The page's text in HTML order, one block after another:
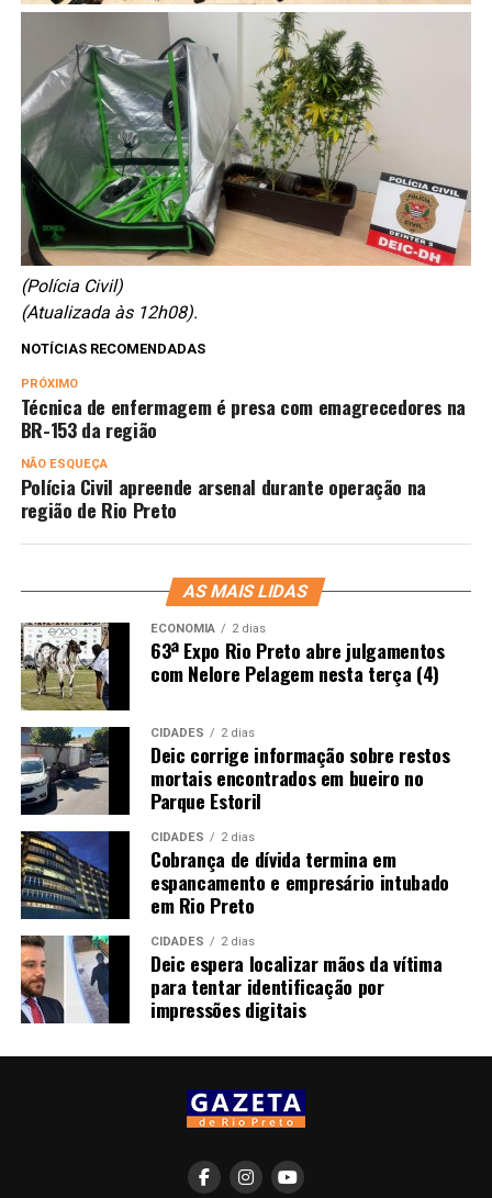
(Polícia Civil)
(Atualizada às 12h08).
NOTÍCIAS RECOMENDADAS
PRÓXIMO
Técnica de enfermagem é presa com emagrecedores na
BR-153 da região
NÃO ESQUEÇA
Polícia Civil apreende arsenal durante operação na
região de Rio Preto
AS MAIS LIDAS
ECONOMIA 2 dias
63ª Expo Rio Preto abre julgamentos
com Nelore Pelagem nesta terça (4)
CIDADES 2 dias
Deic corrige informação sobre restos
mortais encontrados em bueiro no
Parque Estoril
CIDADES 2 dias
Cobrança de dívida termina em
espancamento e empresário intubado
em Rio Preto
CIDADES 2 dias
Deic espera localizar mãos da vítima
para tentar identificação por
impressões digitais